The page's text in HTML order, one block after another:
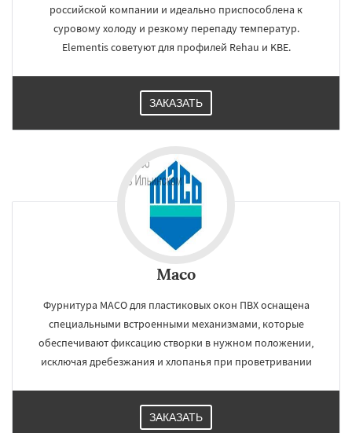
российской компании и идеально приспособлена к
суровому холоду и резкому перепаду температур.
Elementis советуют для профилей Rehau и KBE.
ЗАКАЗАТЬ
Maco
Фурнитура MACO для пластиковых окон ПВХ оснащена
специальными встроенными механизмами, которые
обеспечивают фиксацию створки в нужном положении,
исключая дребезжания и хлопанья при проветривании
ЗАКАЗАТЬ